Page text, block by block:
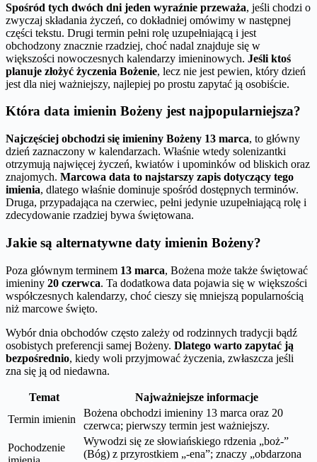
Spośród tych dwóch dni jeden wyraźnie przeważa, jeśli chodzi o
zwyczaj składania życzeń, co dokładniej omówimy w następnej
części tekstu. Drugi termin pełni rolę uzupełniającą i jest
obchodzony znacznie rzadziej, choć nadal znajduje się w
większości nowoczesnych kalendarzy imieninowych. Jeśli ktoś
planuje złożyć życzenia Bożenie, lecz nie jest pewien, który dzień
jest dla niej ważniejszy, najlepiej po prostu zapytać ją osobiście.
Która data imienin Bożeny jest najpopularniejsza?
Najczęściej obchodzi się imieniny Bożeny 13 marca, to główny
dzień zaznaczony w kalendarzach. Właśnie wtedy solenizantki
otrzymują najwięcej życzeń, kwiatów i upominków od bliskich oraz
znajomych. Marcowa data to najstarszy zapis dotyczący tego
imienia, dlatego właśnie dominuje spośród dostępnych terminów.
Druga, przypadająca na czerwiec, pełni jedynie uzupełniającą rolę i
zdecydowanie rzadziej bywa świętowana.
Jakie są alternatywne daty imienin Bożeny?
Poza głównym terminem 13 marca, Bożena może także świętować
imieniny 20 czerwca. Ta dodatkowa data pojawia się w większości
współczesnych kalendarzy, choć cieszy się mniejszą popularnością
niż marcowe święto.
Wybór dnia obchodów często zależy od rodzinnych tradycji bądź
osobistych preferencji samej Bożeny. Dlatego warto zapytać ją
bezpośrednio, kiedy woli przyjmować życzenia, zwłaszcza jeśli
zna się ją od niedawna.
Temat
Najważniejsze informacje
Termin imienin
Bożena obchodzi imieniny 13 marca oraz 20
czerwca; pierwszy termin jest ważniejszy.
Pochodzenie
Wywodzi się ze słowiańskiego rdzenia „boż-”
(Bóg) z przyrostkiem „-ena”; znaczy „obdarzona